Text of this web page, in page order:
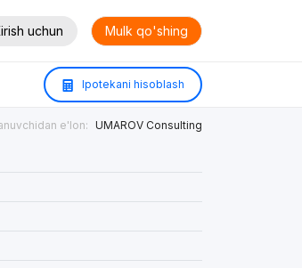
uchun Mulk qo'shing
Ipotekani hisoblash
e'lon: UMAROV Consulting